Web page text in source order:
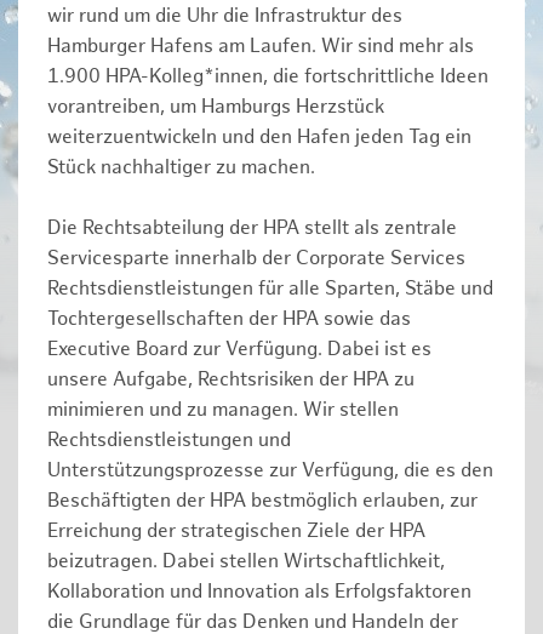
wir rund um die Uhr die Infrastruktur des
Hamburger Hafens am Laufen. Wir sind mehr als
1.900 HPA-Kolleg*innen, die fortschrittliche Ideen
vorantreiben, um Hamburgs Herzstück
weiterzuentwickeln und den Hafen jeden Tag ein
Stück nachhaltiger zu machen.
Die Rechtsabteilung der HPA stellt als zentrale
Servicesparte innerhalb der Corporate Services
Rechtsdienstleistungen für alle Sparten, Stäbe und
Tochtergesellschaften der HPA sowie das
Executive Board zur Verfügung. Dabei ist es
unsere Aufgabe, Rechtsrisiken der HPA zu
minimieren und zu managen. Wir stellen
Rechtsdienstleistungen und
Unterstützungsprozesse zur Verfügung, die es den
Beschäftigten der HPA bestmöglich erlauben, zur
Erreichung der strategischen Ziele der HPA
beizutragen. Dabei stellen Wirtschaftlichkeit,
Kollaboration und Innovation als Erfolgsfaktoren
die Grundlage für das Denken und Handeln der